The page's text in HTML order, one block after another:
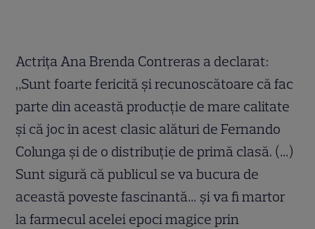
Actrița Ana Brenda Contreras a declarat:
„Sunt foarte fericită și recunoscătoare că fac
parte din această producție de mare calitate
și că joc în acest clasic alături de Fernando
Colunga și de o distribuție de primă clasă. (…)
Sunt sigură că publicul se va bucura de
această poveste fascinantă… și va fi martor
la farmecul acelei epoci magice prin